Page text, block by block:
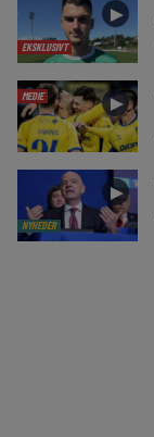
EKSKLUSIVT
►
MEDIE ►
NYHEDER
►